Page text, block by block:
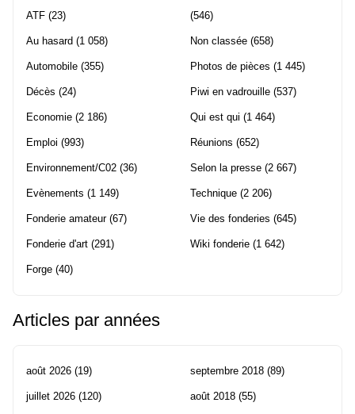
ATF (23)
Au hasard (1 058)
Automobile (355)
Décès (24)
Economie (2 186)
Emploi (993)
Environnement/C02 (36)
Evènements (1 149)
Fonderie amateur(67)
Fonderie d'art (291)
Forge (40)
(546)
Non classée (658)
Photos de pièces (1 445)
Piwi en vadrouille (537)
Qui est qui (1 464)
Réunions (652)
Selon la presse (2 667)
Technique (2 206)
Vie des fonderies (645)
Wiki fonderie (1 642)
Articles par années
août 2026 (19)
juillet 2026 (120)
septembre 2018 (89)
août 2018 (55)